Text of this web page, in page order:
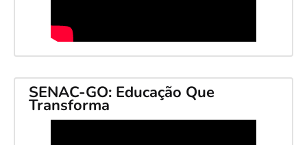
SENAC-GO: Educação Que
Transforma